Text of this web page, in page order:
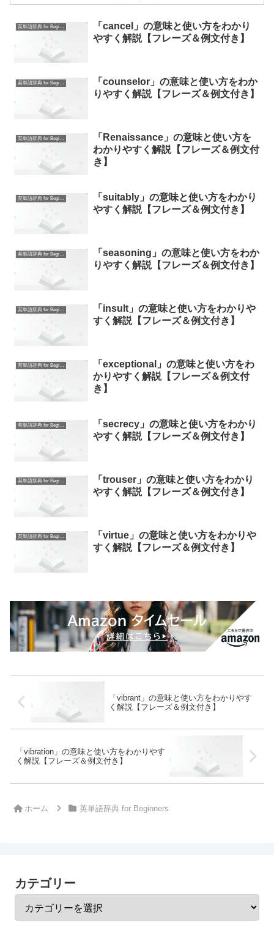
英単語辞典 for Beginners
「cancel」の意味と使い方をわかり
やすく解説【フレーズ＆例文付き】
英単語辞典 for Beginners
「counselor」の意味と使い方をわか
りやすく解説【フレーズ＆例文付き】
英単語辞典 for Beginners
「Renaissance」の意味と使い方を
わかりやすく解説【フレーズ＆例文付
き】
英単語辞典 for Beginners
「suitably」の意味と使い方をわかり
やすく解説【フレーズ＆例文付き】
英単語辞典 for Beginners
「seasoning」の意味と使い方をわか
りやすく解説【フレーズ＆例文付き】
英単語辞典 for Beginners
「insult」の意味と使い方をわかりや
すく解説【フレーズ＆例文付き】
英単語辞典 for Beginners
「exceptional」の意味と使い方をわ
かりやすく解説【フレーズ＆例文付
き】
英単語辞典 for Beginners
「secrecy」の意味と使い方をわかり
やすく解説【フレーズ＆例文付き】
英単語辞典 for Beginners
「trouser」の意味と使い方をわかり
やすく解説【フレーズ＆例文付き】
英単語辞典 for Beginners
「virtue」の意味と使い方をわかりや
すく解説【フレーズ＆例文付き】
「vibrant」の意味と使い方をわかりやす
く解説【フレーズ＆例文付き】
「vibration」の意味と使い方をわかりやす
く解説【フレーズ＆例文付き】
ホーム 英単語辞典 for Beginners
カテゴリー